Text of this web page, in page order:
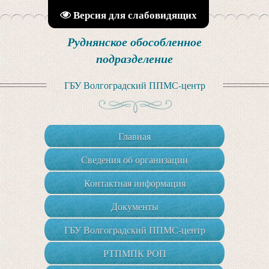
Версия для слабовидящих
Руднянское обособленное
подразделение
ГБУ Волгоградский ППМС-центр
Главная
Сведения об организации
Контактная информация
Документы
ГБУ Волгоградский ППМС-центр
РТПМПК РОП